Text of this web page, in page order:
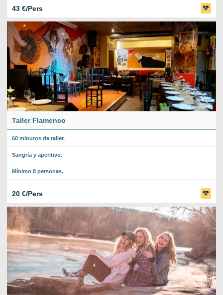
43 €/Pers
Taller Flamenco
60 minutos de taller.
Sangría y aperitivo.
Mínimo 8 personas.
20 €/Pers